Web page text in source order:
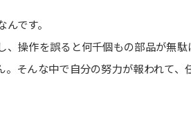
です。
操作を誤ると何千個もの部品が無
そんな中で自分の努力が報われて